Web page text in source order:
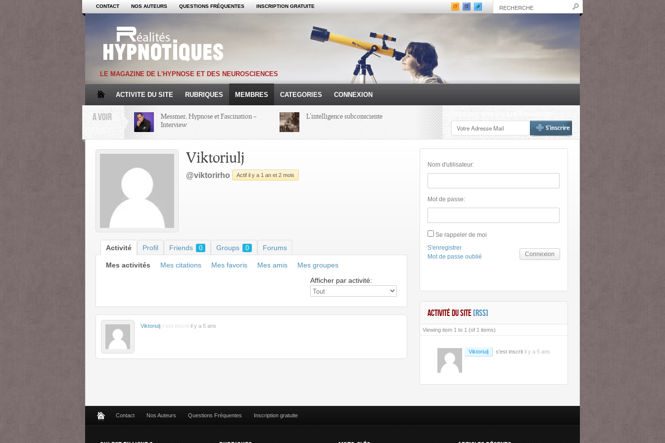
CONTACT NOS AUTEURS QUESTIONS FRÉQUENTES INSCRIPTION GRATUITE
LE MAGAZINE DE L'HYPNOSE ET DES NEUROSCIENCES
ACTIVITE DU SITE RUBRIQUES MEMBRES CATEGORIES CONNEXION
A VOIR
Messmer, Hypnose et Fascination –
Interview
L’intelligence subconsciente
Mémoire et Hypnose
Inscrivez-vous à notre Newsletter
Viktoriulj
@viktorirho Actif il y a 1 an et 2 mois
Activité Profil Friends 0 Groups 0 Forums
Mes activités Mes citations Mes favoris Mes amis
Mes groupes
Afficher par activité:
Viktoriulj s'est inscrit il y a 5 ans
Nom d'utilisateur:
Mot de passe:
Se rappeler de moi
Connexion
S'enregistrer
Mot de passe oublié
ACTIVITÉ DU SITE [RSS]
Viewing item 1 to 1 (of 1 items)
Viktoriulj s'est inscrit il y a 5 ans
Contact Nos Auteurs Questions Fréquentes Inscription gratuite